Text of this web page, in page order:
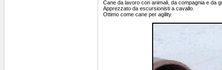
Cane da lavoro con animali, da compagnia e da
Apprezzato da escursionisti a cavallo.
Ottimo come cane per agility.